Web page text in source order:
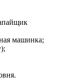
машинка;